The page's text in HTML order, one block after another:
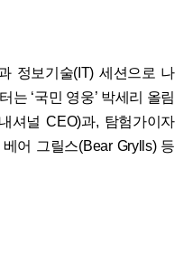
정보기술(IT) 세션으로 나
는 ‘국민 영웅’ 박세리 올림
셔널 CEO)과, 탐험가이자
어 그릴스(Bear Grylls) 등